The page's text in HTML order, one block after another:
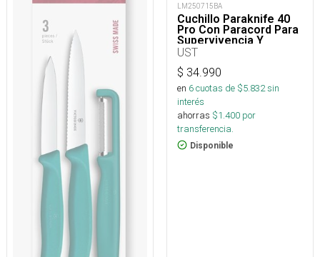
LM250715BA
Cuchillo Paraknife 40
Pro Con Paracord Para
Supervivencia Y
Outdoor
UST
$ 34.990
en 6cuotas de $5.832sin
interés
ahorras $1.400 por
transferencia.
Disponible